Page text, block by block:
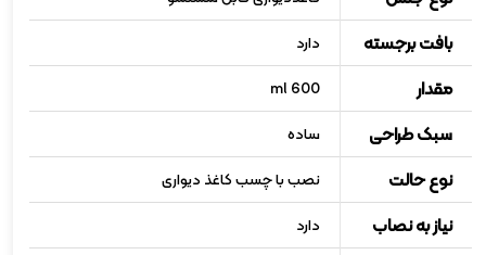
بافت برجسته دارد
مقدار 600 ml
سبک طراحی ساده
نوع حالت نصب با چسب کاغذ دیواری
نیاز به نصاب دارد